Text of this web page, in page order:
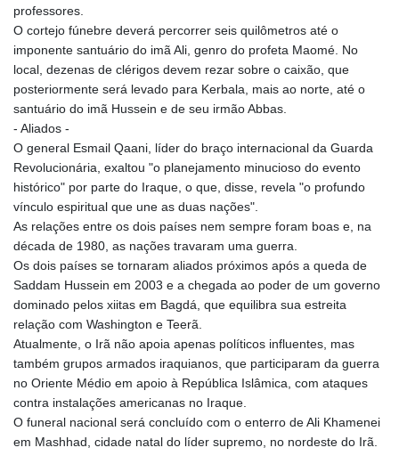
professores.
O cortejo fúnebre deverá percorrer seis quilômetros até o
imponente santuário do imã Ali, genro do profeta Maomé. No
local, dezenas de clérigos devem rezar sobre o caixão, que
posteriormente será levado para Kerbala, mais ao norte, até o
santuário do imã Hussein e de seu irmão Abbas.
- Aliados -
O general Esmail Qaani, líder do braço internacional da Guarda
Revolucionária, exaltou "o planejamento minucioso do evento
histórico" por parte do Iraque, o que, disse, revela "o profundo
vínculo espiritual que une as duas nações".
As relações entre os dois países nem sempre foram boas e, na
década de 1980, as nações travaram uma guerra.
Os dois países se tornaram aliados próximos após a queda de
Saddam Hussein em 2003 e a chegada ao poder de um governo
dominado pelos xiitas em Bagdá, que equilibra sua estreita
relação com Washington e Teerã.
Atualmente, o Irã não apoia apenas políticos influentes, mas
também grupos armados iraquianos, que participaram da guerra
no Oriente Médio em apoio à República Islâmica, com ataques
contra instalações americanas no Iraque.
O funeral nacional será concluído com o enterro de Ali Khamenei
em Mashhad, cidade natal do líder supremo, no nordeste do Irã.